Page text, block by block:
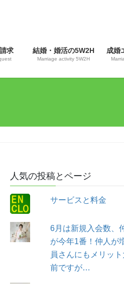
請求 結婚・婚活の5W2H
Marriage activity 5W2H
成婚
人気の投稿とページ
サービスと料金
6月は新規入会数、
が今年1番！仲人が
員さんにもメリット
前ですが…